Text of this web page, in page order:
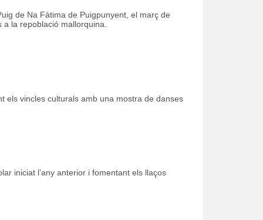
de Na Fàtima de Puigpunyent, el març de
la repoblació mallorquina.
els vincles culturals amb una mostra de danses
iniciat l’any anterior i fomentant els llaços